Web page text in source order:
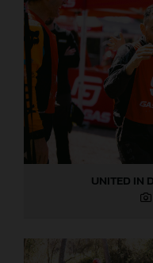
UNITED IN